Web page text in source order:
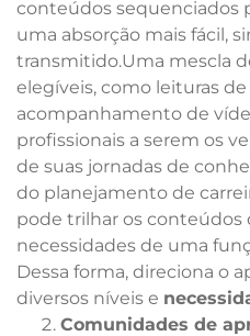
conteúdos sequenciados
uma absorção mais fácil,
transmitido.Uma mescla
elegíveis, como leituras
acompanhamento de
profissionais a serem os
de suas jornadas de
do planejamento de
pode trilhar os conteúdos
necessidades de uma
Dessa forma, direciona o
diversos níveis e
Comunidades de